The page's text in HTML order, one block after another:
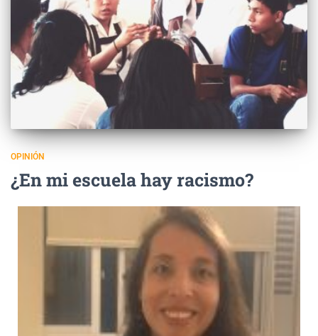
OPINIÓN
¿En mi escuela hay racismo?